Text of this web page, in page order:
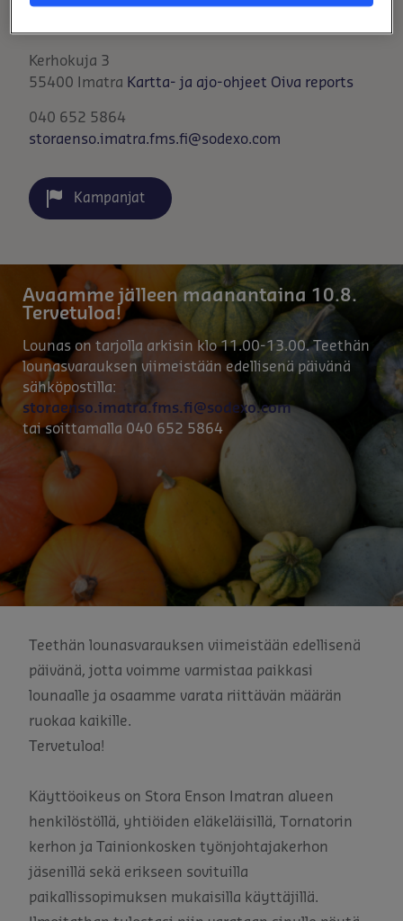
Tornan kerho
Kerhokuja 3
55400
Imatra Kartta- ja ajo-ohjeet Oiva reports
040 652 5864
storaenso.imatra.fms.fi@sodexo.com
Kampanjat
Avaamme jälleen maanantaina 10.8.
Tervetuloa!
Lounas on tarjolla arkisin klo 11.00-13.00. Teethän
lounasvarauksen viimeistään edellisenä päivänä
sähköpostilla:
storaenso.imatra.fms.fi@sodexo.com
tai soittamalla 040 652 5864
Teethän lounasvarauksen viimeistään edellisenä
päivänä, jotta voimme varmistaa paikkasi
lounaalle ja osaamme varata riittävän määrän
ruokaa kaikille.
Tervetuloa!
Käyttöoikeus on Stora Enson Imatran alueen
henkilöstöllä, yhtiöiden eläkeläisillä, Tornatorin
kerhon ja Tainionkosken työnjohtajakerhon
jäsenillä sekä erikseen sovituilla
paikallissopimuksen mukaisilla käyttäjillä.